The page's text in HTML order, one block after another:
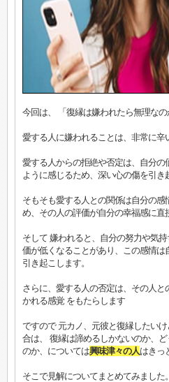
今回は、 「復縁は嫌われたら無理なの
愛する人に嫌われることは、非常に辛
愛する人からの拒絶や否定は、自分
ように感じるため、深い心の傷を引き
そもそも愛する人との関係は自分の
め、その人の評価が自分の幸福感に直
そして 嫌われると、自分の努力や気
価が低くなることがあり、この感情
引き起こします。
さらに、愛する人の否定は、その人
かれる感覚 をもたらします
ですので 元カノ、元彼と復縁したい
合は、 復縁は諦めるしかないのか、
のか、については興味津々の人はきっ
そこで見解についてまとめてみました。